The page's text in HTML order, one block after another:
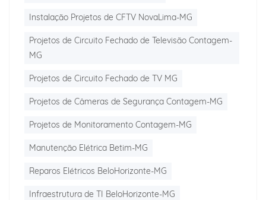
Instalação Projetos de CFTV NovaLima-MG
Projetos de Circuito Fechado de Televisão Contagem-
MG
Projetos de Circuito Fechado de TV MG
Projetos de Câmeras de Segurança Contagem-MG
Projetos de Monitoramento Contagem-MG
Manutenção Elétrica Betim-MG
Reparos Elétricos BeloHorizonte-MG
Infraestrutura de TI BeloHorizonte-MG